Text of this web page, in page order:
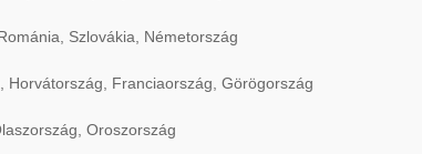
Szlovákia, Németország
Horvátország, Franciaország, Görögország
Oroszország